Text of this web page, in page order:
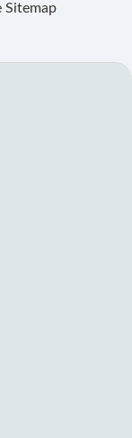
Sitemap